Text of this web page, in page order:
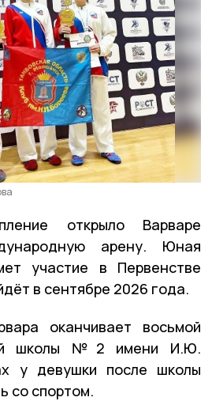
открыло Варваре
арену. Юная
участие в Первенстве
в сентябре 2026 года.
оканчивает восьмой
школы №2 имени И.Ю.
у девушки после школы
со спортом.